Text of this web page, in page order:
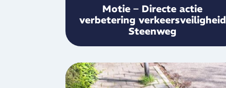
Motie – Directe actie
verbetering verkeersveiligheid
Steenweg